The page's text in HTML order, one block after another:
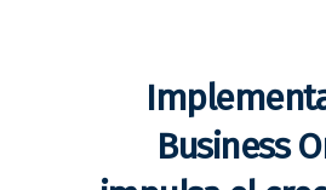
Business